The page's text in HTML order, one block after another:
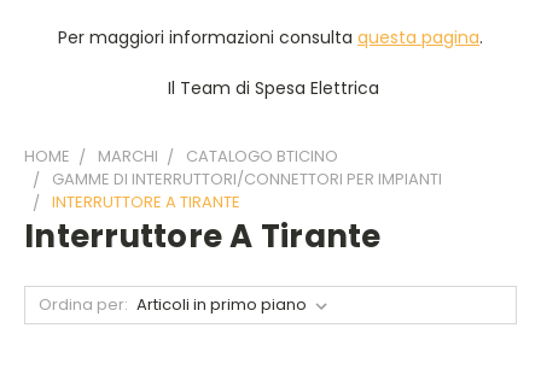
Per maggiori informazioni consulta questa pagina.
Il Team di Spesa Elettrica
HOME MARCHI
CATALOGO BTICINO
GAMME DI INTERRUTTORI/CONNETTORI PER IMPIANTI
INTERRUTTORE A TIRANTE
Interruttore A Tirante
Ordina per: